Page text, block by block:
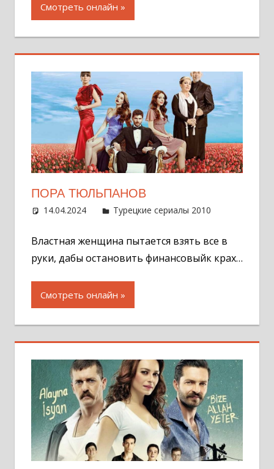
Смотреть онлайн
ПОРА ТЮЛЬПАНОВ
14.04.2024 Администратор
Турецкие сериалы 2010
Властная женщина пытается взять все в
руки, дабы остановить финансовыйк крах…
Смотреть онлайн